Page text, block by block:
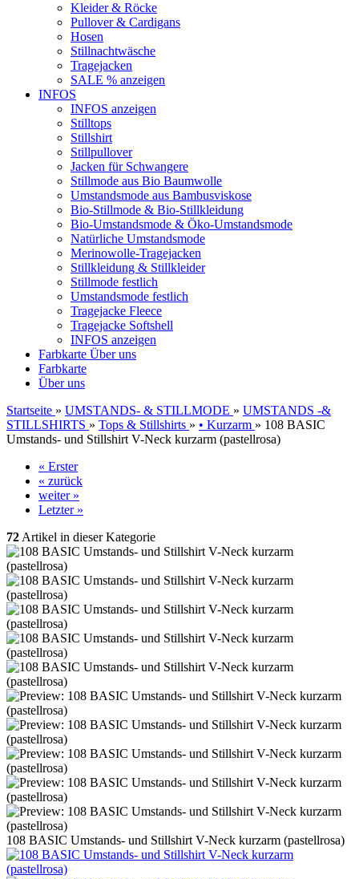
Kleider & Röcke
Pullover & Cardigans
Hosen
Stillnachtwäsche
Tragejacken
SALE % anzeigen
INFOS
INFOS anzeigen
Stilltops
Stillshirt
Stillpullover
Jacken für Schwangere
Stillmode aus Bio Baumwolle
Umstandsmode aus Bambusviskose
Bio-Stillmode & Bio-Stillkleidung
Bio-Umstandsmode & Öko-Umstandsmode
Natürliche Umstandsmode
Merinowolle-Tragejacken
Stillkleidung & Stillkleider
Stillmode festlich
Umstandsmode festlich
Tragejacke Fleece
Tragejacke Softshell
INFOS anzeigen
Farbkarte Über uns
Farbkarte
Über uns
Startseite » UMSTANDS- & STILLMODE » UMSTANDS -&
STILLSHIRTS » Tops & Stillshirts » • Kurzarm » 108 BASIC
Umstands- und Stillshirt V-Neck kurzarm (pastellrosa)
« Erster
« zurück
weiter »
Letzter »
72 Artikel in dieser Kategorie
108 BASIC Umstands- und Stillshirt V-Neck kurzarm (pastellrosa)